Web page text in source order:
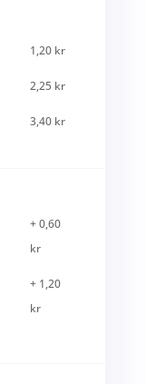
1,20 kr
2,25 kr
3,40 kr
+ 0,60
kr
+ 1,20
kr